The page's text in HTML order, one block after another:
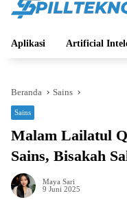
Aplikasi Artificial
Beranda Sains
Sains
Malam Lailatul
Sains, Bisakah
Maya Sari
9 Juni 2025